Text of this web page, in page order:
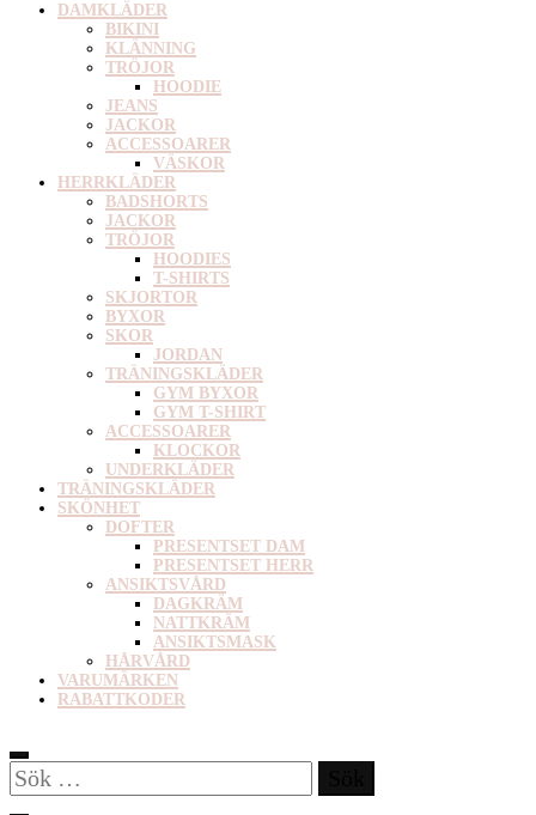
DAMKLÄDER
BIKINI
KLÄNNING
TRÖJOR
HOODIE
JEANS
JACKOR
ACCESSOARER
VÄSKOR
HERRKLÄDER
BADSHORTS
JACKOR
TRÖJOR
HOODIES
T-SHIRTS
SKJORTOR
BYXOR
SKOR
JORDAN
TRÄNINGSKLÄDER
GYM BYXOR
GYM T-SHIRT
ACCESSOARER
KLOCKOR
UNDERKLÄDER
TRÄNINGSKLÄDER
SKÖNHET
DOFTER
PRESENTSET DAM
PRESENTSET HERR
ANSIKTSVÅRD
DAGKRÄM
NATTKRÄM
ANSIKTSMASK
HÅRVÅRD
VARUMÄRKEN
RABATTKODER
Sök
efter: